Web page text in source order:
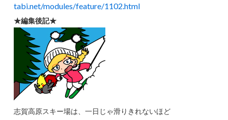
tabi.net/modules/feature/1102.html
★編集後記★
志賀高原スキー場は、一日じゃ滑りきれないほど